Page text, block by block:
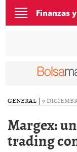
Toggle
navigation
Finanzas
GENERAL | 9
Margex:
trading